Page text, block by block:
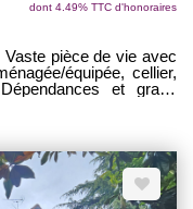
dont 4.49% TTC d'honoraires
pièce de vie avec
équipée, cellier,
et grand